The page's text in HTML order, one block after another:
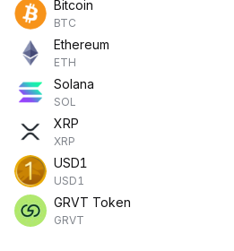
Bitcoin
BTC
Ethereum
ETH
Solana
SOL
XRP
XRP
USD1
USD1
GRVT Token
GRVT